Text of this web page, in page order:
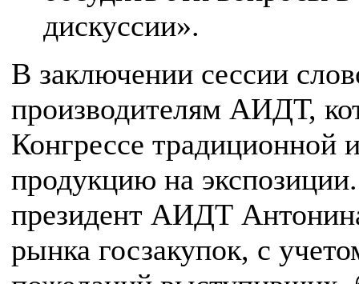
дискуссии».
В заключении сессии
производителям АИДТ,
Конгрессе традиционной
продукцию на
президент АИДТ
рынка госзакупок, с